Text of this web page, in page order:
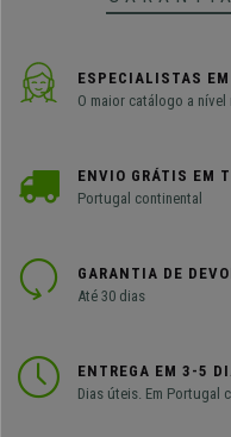
ESPECIALISTAS
O maior catálogo a nível
ENVIO GRÁTIS EM
Portugal continental
GARANTIA DE
Até 30 dias
ENTREGA EM 3-5
Dias úteis. Em Portugal